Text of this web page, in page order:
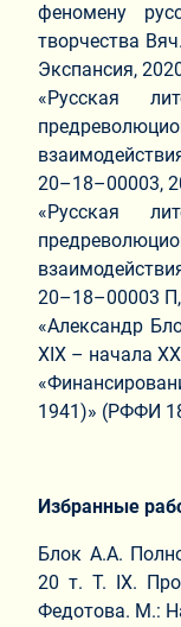
феномену
творчества
Экспансия,
«Русская
20–18–00003,
«Русская
20–18–00003
«Александр
XIX – начала
1941)» (РФФИ
Избранные
Блок А.А.
20 т. Т. IX.
Федотова. М.: